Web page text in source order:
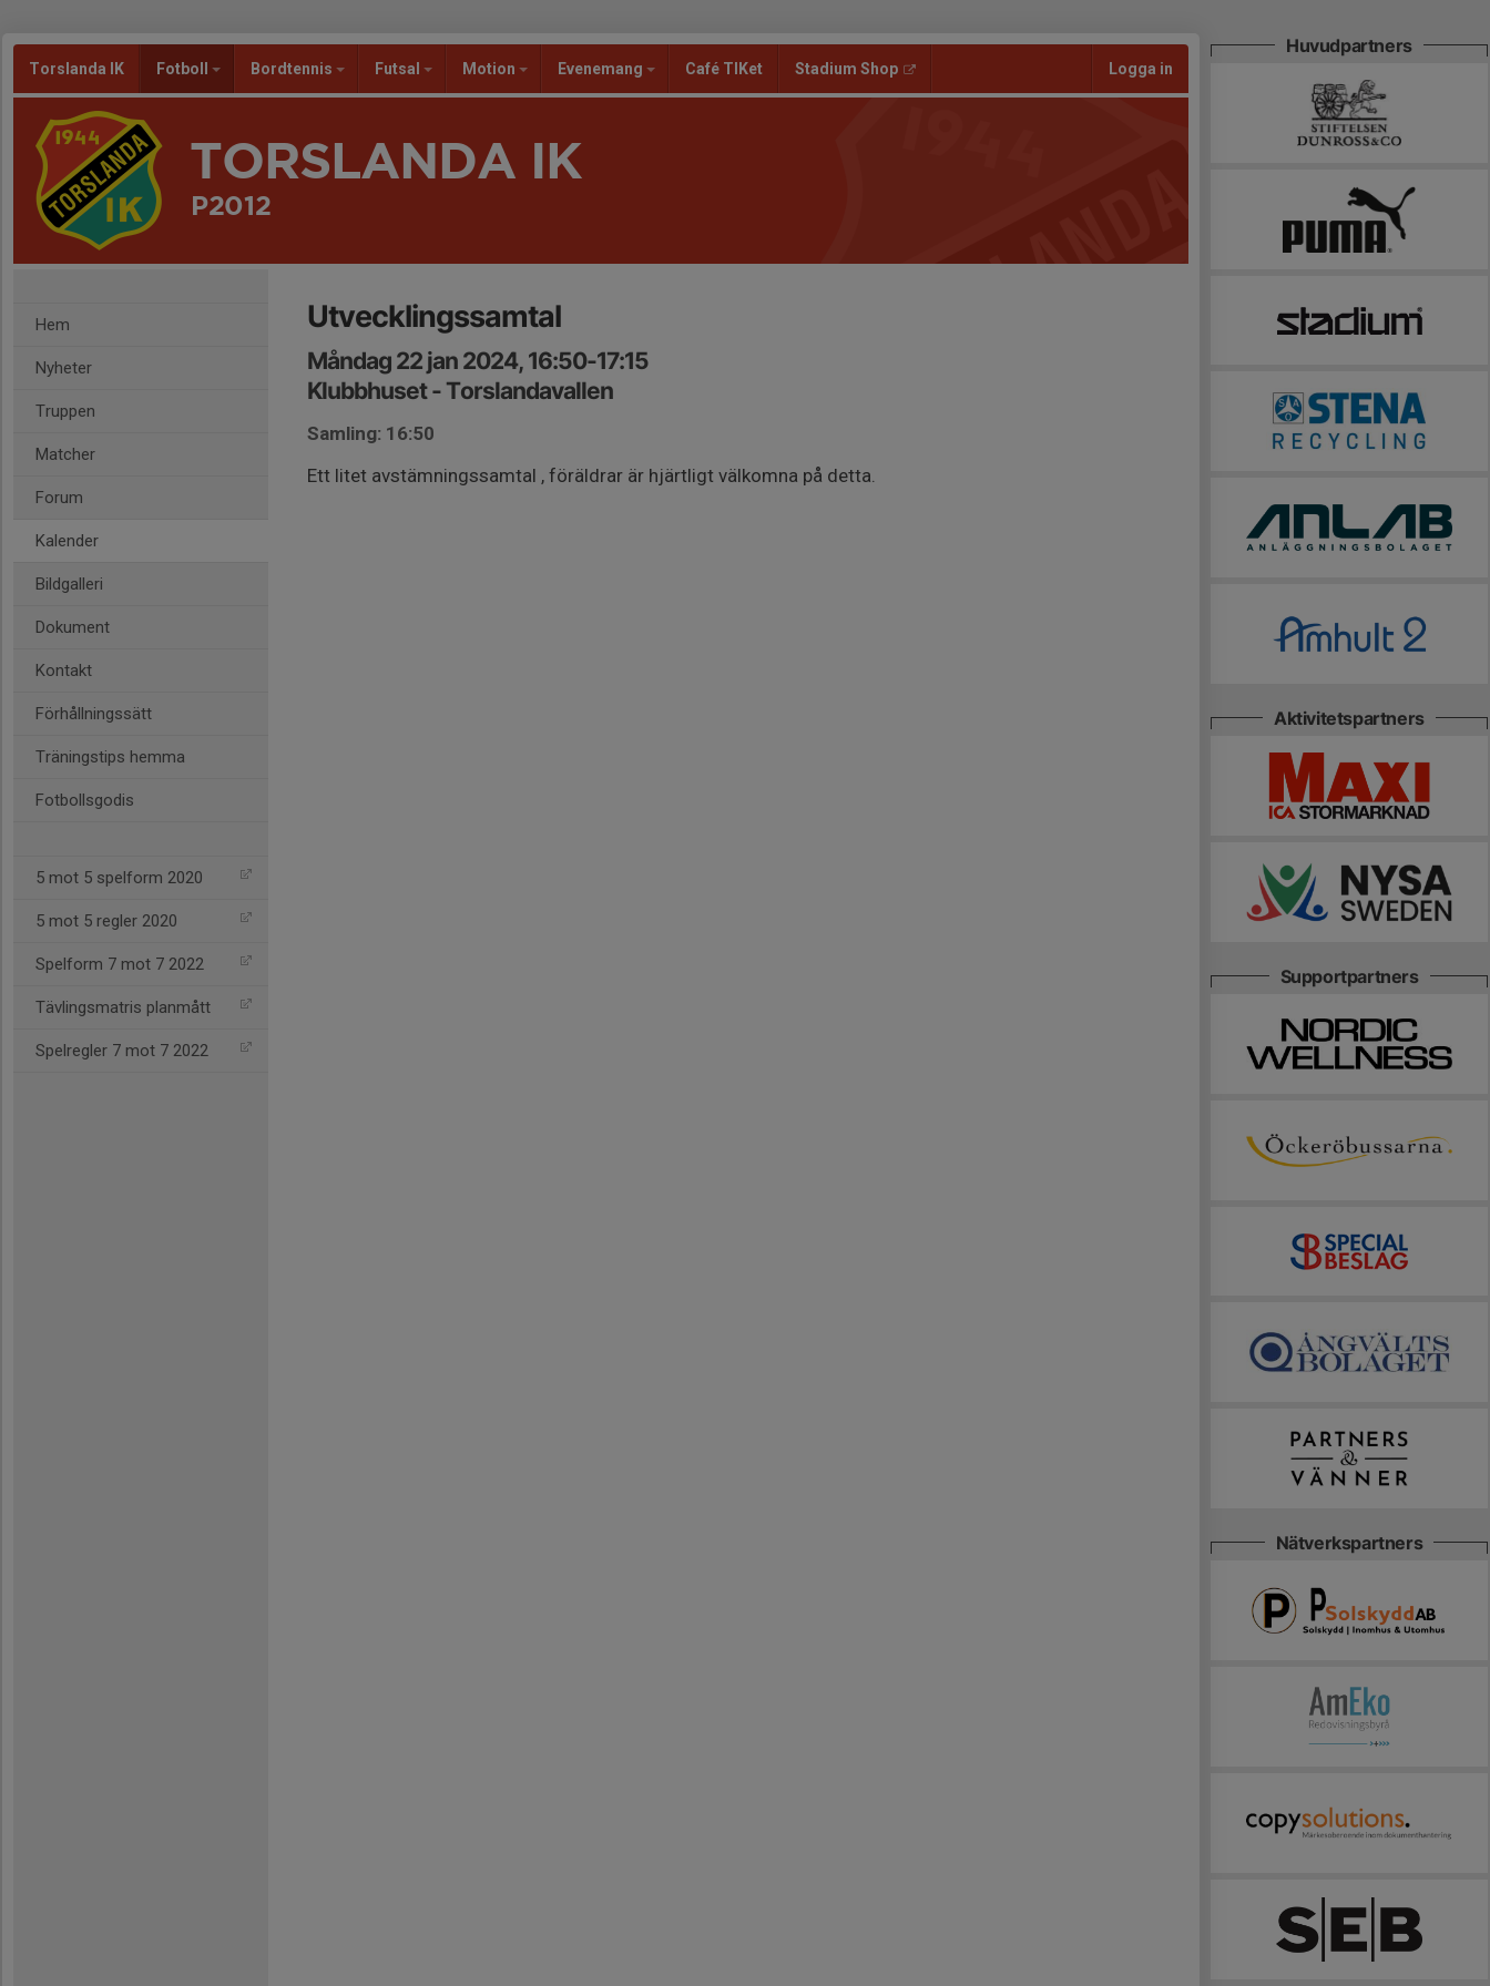
Torslanda IK Fotboll Bordtennis Futsal Motion Evenemang Café TIKet Stadium Shop Logga in
TORSLANDA IK
P2012
Hem
Nyheter
Truppen
Matcher
Forum
Kalender
Bildgalleri
Dokument
Kontakt
Förhållningssätt
Träningstips hemma
Fotbollsgodis
5 mot 5 spelform 2020
5 mot 5 regler 2020
Spelform 7 mot 7 2022
Tävlingsmatris planmått
Spelregler 7 mot 7 2022
Utvecklingssamtal
Måndag 22 jan 2024, 16:50-17:15
Klubbhuset - Torslandavallen
Samling: 16:50
Ett litet avstämningssamtal , föräldrar är hjärtligt välkomna på detta.
Huvudpartners
Aktivitetspartners
Supportpartners
Nätverkspartners